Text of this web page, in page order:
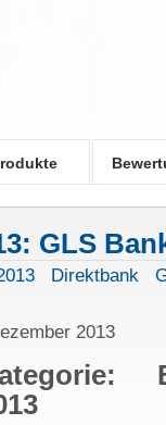
GLS
Direktbank
2013